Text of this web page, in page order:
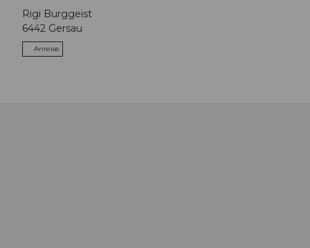
Rigi Burggeist
6442 Gersau
Anreise